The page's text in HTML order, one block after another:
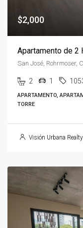
$2,000
San José, Rohrmoser,
2 1
APARTAMENTO,
TORRE
Visión Urbana Realty